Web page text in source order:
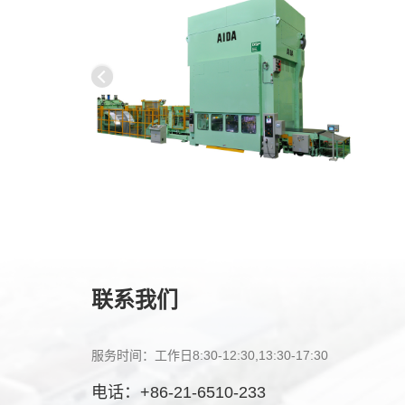
联系我们
服务时间：工作日8:30-12:30,13:30-17:30
电话： +86-21-6510-233